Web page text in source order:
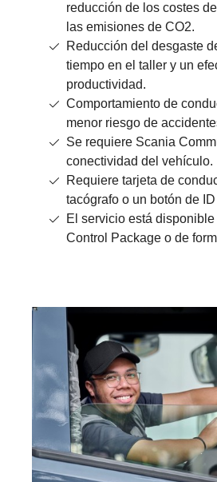
reducción de los costes
las emisiones de CO2.
Reducción del desgaste
tiempo en el taller y un
productividad.
Comportamiento de
menor riesgo de
Se requiere Scania
conectividad del vehículo.
Requiere tarjeta de
tacógrafo o un botón de
El servicio está disponible
Control Package o de